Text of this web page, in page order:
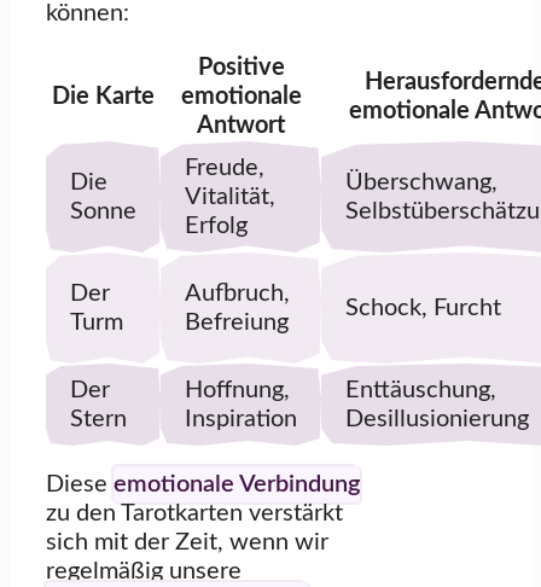
können:
Die Karte
Positive
emotionale
Antwort
emotionale
Die
Sonne
Freude,
Vitalität,
Erfolg
Überschwang,
Der
Turm
Aufbruch,
Befreiung
Schock, Furcht
Der
Stern
Hoffnung,
Inspiration
Enttäuschung,
Desillusionierung
Diese emotionale Verbindung
zu den Tarotkarten verstärkt
sich mit der Zeit, wenn wir
regelmäßig unsere